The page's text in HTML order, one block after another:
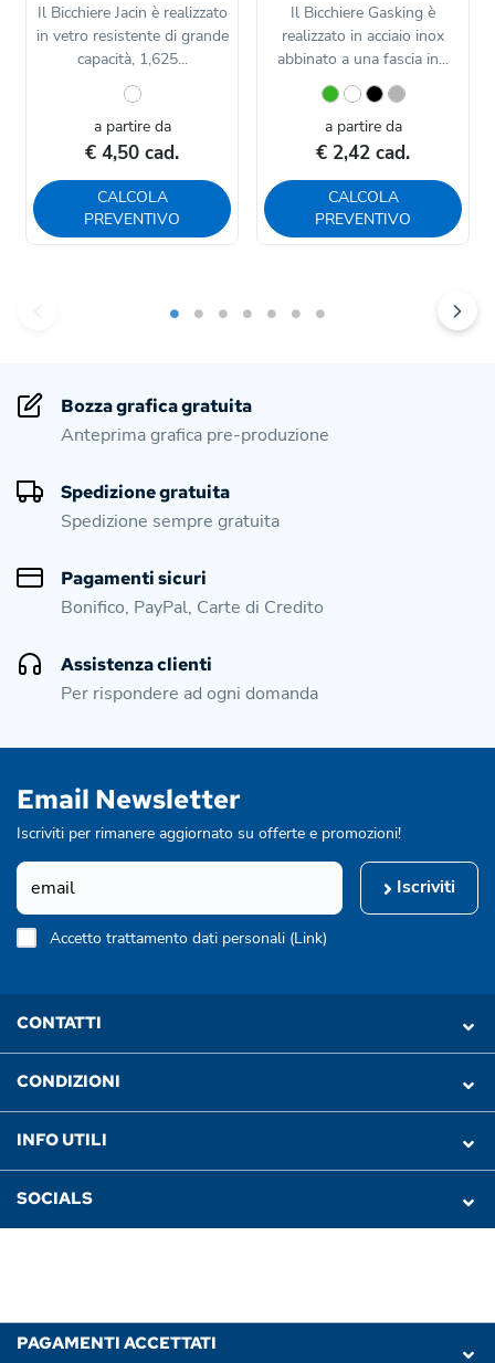
Il Bicchiere Jacin è realizzato
in vetro resistente di grande
capacità, 1,625...
a partire da
€ 4,50 cad.
CALCOLA
PREVENTIVO
Il Bicchiere Gasking è
realizzato in acciaio inox
abbinato a una fascia in...
a partire da
€ 2,42 cad.
CALCOLA
PREVENTIVO
Bozza grafica gratuita
Anteprima grafica pre-produzione
Spedizione gratuita
Spedizione sempre gratuita
Pagamenti sicuri
Bonifico, PayPal, Carte di Credito
Assistenza clienti
Per rispondere ad ogni domanda
Email Newsletter
Iscriviti per rimanere aggiornato su offerte e promozioni!
Iscriviti
Accetto trattamento dati personali (Link)
CONTATTI
CONDIZIONI
INFO UTILI
SOCIALS
PAGAMENTI ACCETTATI